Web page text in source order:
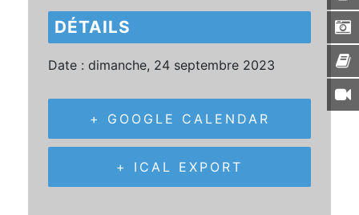
DÉTAILS
Date : dimanche, 24 septembre 2023
+ GOOGLE CALENDAR
+ ICAL EXPORT